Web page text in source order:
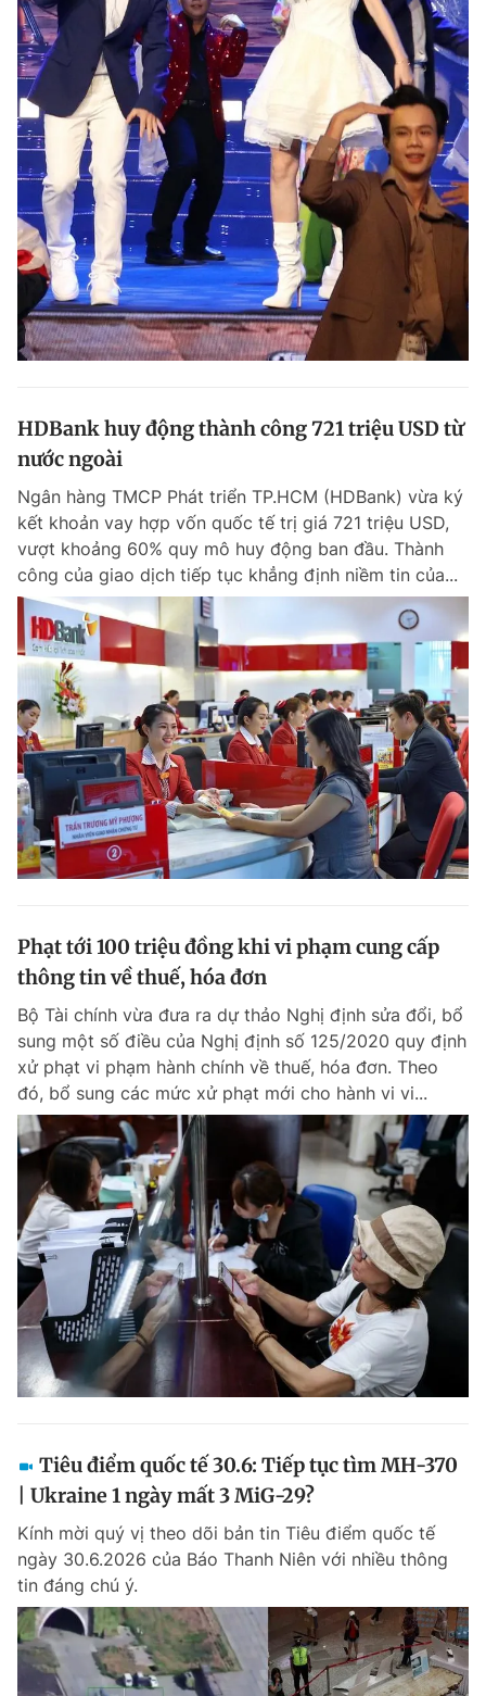
HDBank huy động thành công 721 triệu USD từ
nước ngoài
Ngân hàng TMCP Phát triển TP.HCM (HDBank) vừa ký
kết khoản vay hợp vốn quốc tế trị giá 721 triệu USD,
vượt khoảng 60% quy mô huy động ban đầu. Thành
công của giao dịch tiếp tục khẳng định niềm tin của...
Phạt tới 100 triệu đồng khi vi phạm cung cấp
thông tin về thuế, hóa đơn
Bộ Tài chính vừa đưa ra dự thảo Nghị định sửa đổi, bổ
sung một số điều của Nghị định số 125/2020 quy định
xử phạt vi phạm hành chính về thuế, hóa đơn. Theo
đó, bổ sung các mức xử phạt mới cho hành vi vi...
Tiêu điểm quốc tế 30.6: Tiếp tục tìm MH-370
| Ukraine 1 ngày mất 3 MiG-29?
Kính mời quý vị theo dõi bản tin Tiêu điểm quốc tế
ngày 30.6.2026 của Báo Thanh Niên với nhiều thông
tin đáng chú ý.